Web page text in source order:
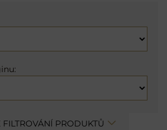
FILTROVÁNÍ PRODUKTŮ